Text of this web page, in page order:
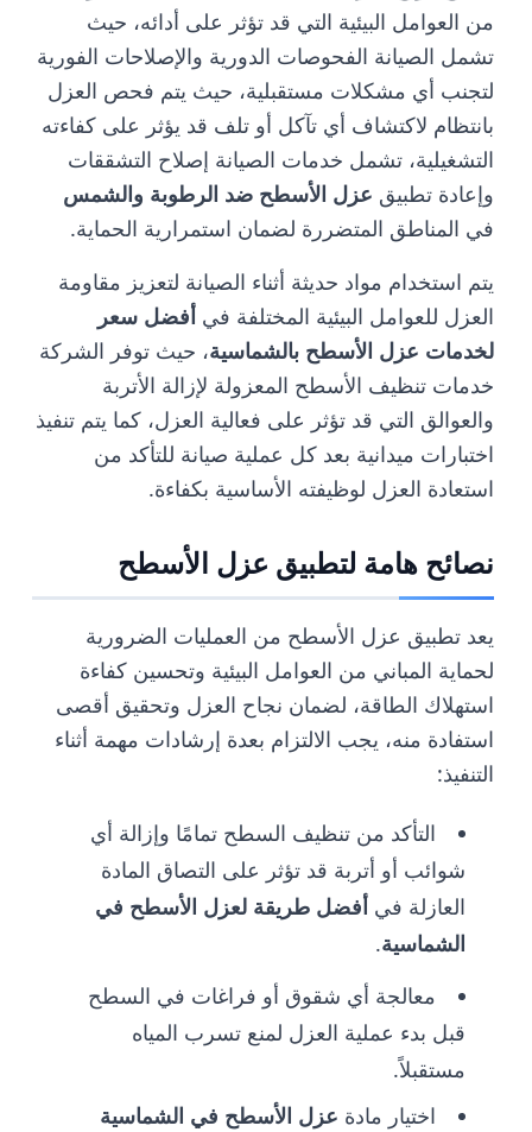
من العوامل البيئية التي قد تؤثر على أدائه، حيث
تشمل الصيانة الفحوصات الدورية والإصلاحات الفورية
لتجنب أي مشكلات مستقبلية، حيث يتم فحص العزل
بانتظام لاكتشاف أي تآكل أو تلف قد يؤثر على كفاءته
التشغيلية، تشمل خدمات الصيانة إصلاح التشققات
وإعادة تطبيق عزل الأسطح ضد الرطوبة والشمس
في المناطق المتضررة لضمان استمرارية الحماية.
يتم استخدام مواد حديثة أثناء الصيانة لتعزيز مقاومة
العزل للعوامل البيئية المختلفة في أفضل سعر
لخدمات عزل الأسطح بالشماسية، حيث توفر الشركة
خدمات تنظيف الأسطح المعزولة لإزالة الأتربة
والعوالق التي قد تؤثر على فعالية العزل، كما يتم تنفيذ
اختبارات ميدانية بعد كل عملية صيانة للتأكد من
استعادة العزل لوظيفته الأساسية بكفاءة.
نصائح هامة لتطبيق عزل الأسطح
يعد تطبيق عزل الأسطح من العمليات الضرورية
لحماية المباني من العوامل البيئية وتحسين كفاءة
استهلاك الطاقة، لضمان نجاح العزل وتحقيق أقصى
استفادة منه، يجب الالتزام بعدة إرشادات مهمة أثناء
التنفيذ:
التأكد من تنظيف السطح تمامًا وإزالة أي
شوائب أو أتربة قد تؤثر على التصاق المادة
العازلة في أفضل طريقة لعزل الأسطح في
الشماسية.
معالجة أي شقوق أو فراغات في السطح
قبل بدء عملية العزل لمنع تسرب المياه
مستقبلاً.
اختيار مادة عزل الأسطح في الشماسية